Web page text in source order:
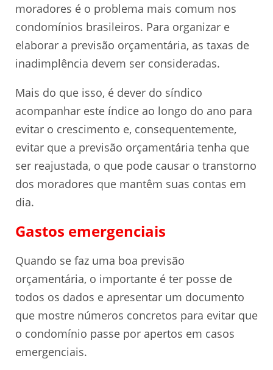
moradores é o problema mais comum nos
condomínios brasileiros. Para organizar e
elaborar a previsão orçamentária, as taxas de
inadimplência devem ser consideradas.
Mais do que isso, é dever do síndico
acompanhar este índice ao longo do ano para
evitar o crescimento e, consequentemente,
evitar que a previsão orçamentária tenha que
ser reajustada, o que pode causar o transtorno
dos moradores que mantêm suas contas em
dia.
Gastos emergenciais
Quando se faz uma boa previsão
orçamentária, o importante é ter posse de
todos os dados e apresentar um documento
que mostre números concretos para evitar que
o condomínio passe por apertos em casos
emergenciais.